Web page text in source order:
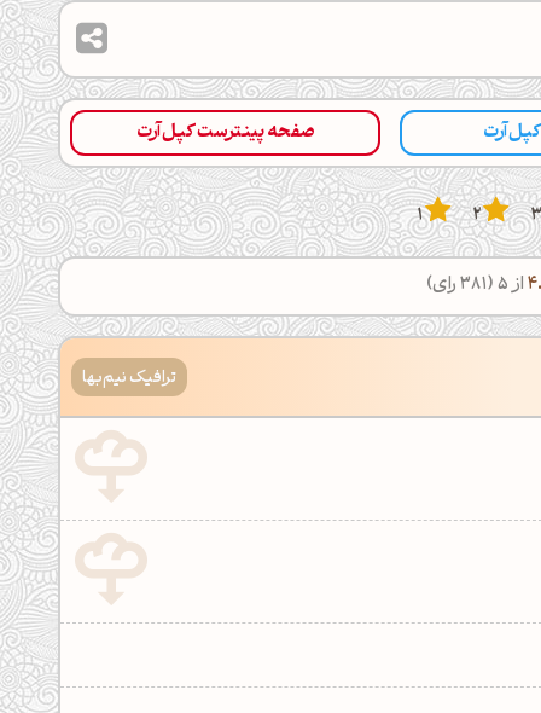
کپل‌آرت صفحه پینترست کپل‌آرت
3
2
1
از 5 ( 381رای)
ترافیک نیم‌بها